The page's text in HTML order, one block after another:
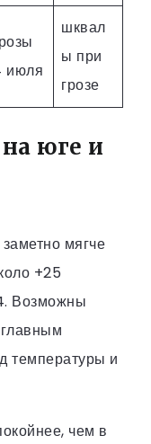
июля
шквал
ы при
грозе
юге и
заметно мягче
+25
Возможны
температуры и
чем в